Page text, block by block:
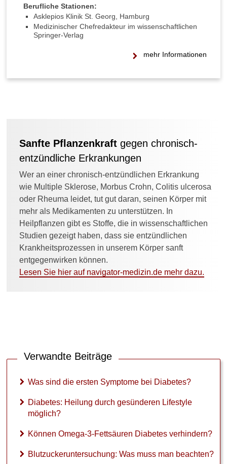
Berufliche Stationen:
Asklepios Klinik St. Georg, Hamburg
Medizinischer Chefredakteur im wissenschaftlichen
Springer-Verlag
mehr Informationen
Sanfte Pflanzenkraft gegen chronisch-
entzündliche Erkrankungen
Wer an einer chronisch-entzündlichen Erkrankung
wie Multiple Sklerose, Morbus Crohn, Colitis ulcerosa
oder Rheuma leidet, tut gut daran, seinen Körper mit
mehr als Medikamenten zu unterstützen. In
Heilpflanzen gibt es Stoffe, die in wissenschaftlichen
Studien gezeigt haben, dass sie entzündlichen
Krankheitsprozessen in unserem Körper sanft
entgegenwirken können.
Lesen Sie hier auf navigator-medizin.de mehr dazu.
Verwandte Beiträge
Was sind die ersten Symptome bei Diabetes?
Diabetes: Heilung durch gesünderen Lifestyle
möglich?
Können Omega-3-Fettsäuren Diabetes verhindern?
Blutzuckeruntersuchung: Was muss man beachten?
t
e
r
s
m
u
s
m
a
n
e
a
c
h
t
e
p
s
ü
r
i
S